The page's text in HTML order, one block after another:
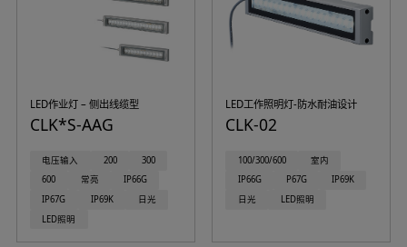
LED作业灯 – 侧出线缆型
CLK*S-AAG
电压输入 200
300
600
常亮
IP66G
IP67G
IP69K
日光
LED照明
LED工作照明灯-防水耐油设计
CLK-02
100/300/600
室内
IP66G
P67G
IP69K
日光
LED照明